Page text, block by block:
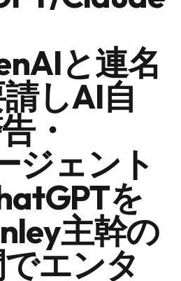
と連名
しAI自
・
ジェント
を
主幹の
エンタ